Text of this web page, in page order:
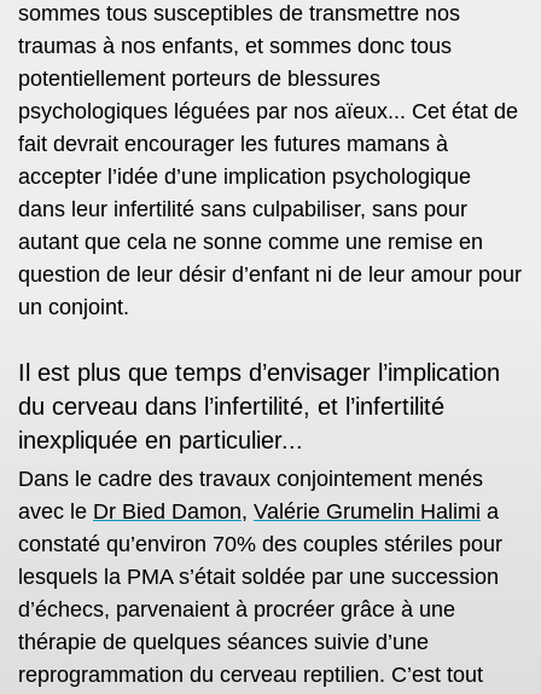
sommes tous susceptibles de transmettre nos
traumas à nos enfants, et sommes donc tous
potentiellement porteurs de blessures
psychologiques léguées par nos aïeux... Cet état de
fait devrait encourager les futures mamans à
accepter l’idée d’une implication psychologique
dans leur infertilité sans culpabiliser, sans pour
autant que cela ne sonne comme une remise en
question de leur désir d’enfant ni de leur amour pour
un conjoint.
Il est plus que temps d’envisager l’implication
du cerveau dans l’infertilité, et l’infertilité
inexpliquée en particulier...
Dans le cadre des travaux conjointement menés
avec le Dr Bied Damon, Valérie Grumelin Halimi a
constaté qu’environ 70% des couples stériles pour
lesquels la PMA s’était soldée par une succession
d’échecs, parvenaient à procréer grâce à une
thérapie de quelques séances suivie d’une
reprogrammation du cerveau reptilien. C’est tout